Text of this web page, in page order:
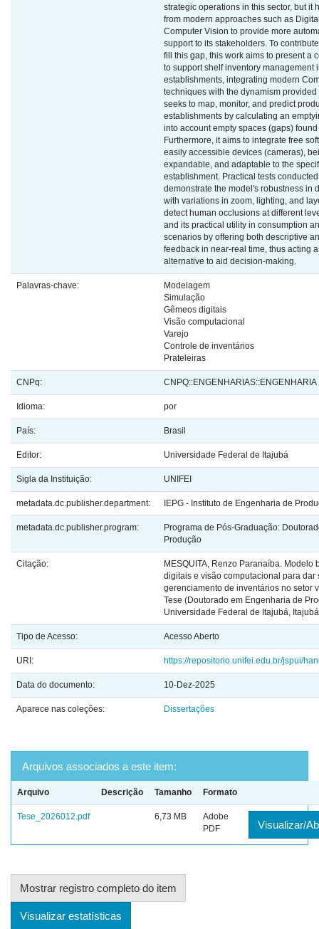
strategic operations in this sector, but it
from modern approaches such as
Computer Vision to provide more
support to its stakeholders. To
fill this gap, this work aims to present a
to support shelf inventory management
establishments, integrating modern
techniques with the dynamism provided
seeks to map, monitor, and predict
establishments by calculating an
into account empty spaces (gaps)
Furthermore, it aims to integrate free
easily accessible devices (cameras),
expandable, and adaptable to the
establishment. Practical tests
demonstrate the model's robustness in
with variations in zoom, lighting, and
detect human occlusions at different
and its practical utility in consumption
scenarios by offering both descriptive
feedback in near-real time, thus acting
alternative to aid decision-making.
Palavras-chave:
Modelagem
Simulação
Gêmeos digitais
Visão computacional
Varejo
Controle de inventários
Prateleiras
CNPq:
Idioma: por
País: Brasil
Editor: Universidade Federal de Itajubá
Sigla da Instituição: UNIFEI
metadata.dc.publisher.department: IEPG - Instituto de Engenharia de
metadata.dc.publisher.program:
Programa de Pós-Graduação:
Produção
Citação:
MESQUITA, Renzo Paranaíba. Modelo
digitais e visão computacional para dar
gerenciamento de inventários no setor
Tese (Doutorado em Engenharia de
Universidade Federal de Itajubá,
Tipo de Acesso: Acesso Aberto
URI: https://repositorio.unifei.edu.br/jspui/
Data do documento: 10-Dez-2025
Aparece nas coleções: Dissertações
Arquivos associados a este item:
Arquivo Descrição Tamanho Formato
Tese_2026012.pdf 6,73 MB
Adobe
PDF
Visualizar/
Mostrar registro completo do item
Visualizar estatísticas